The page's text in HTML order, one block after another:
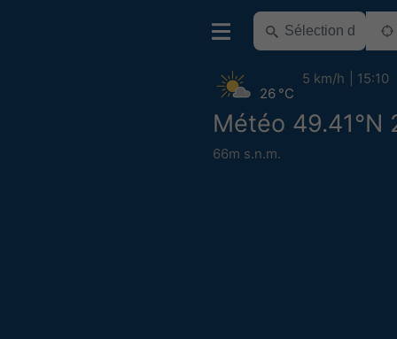
Météo 49.41°N
66m s.n.m.
26 °C
5 km/h 15:10